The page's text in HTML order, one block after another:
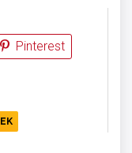
Pinterest